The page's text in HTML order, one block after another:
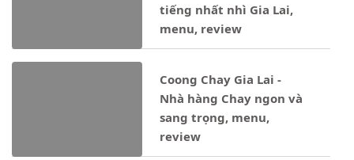
tiếng nhất nhì Gia Lai,
menu, review
Coong Chay Gia Lai -
Nhà hàng Chay ngon và
sang trọng, menu,
review